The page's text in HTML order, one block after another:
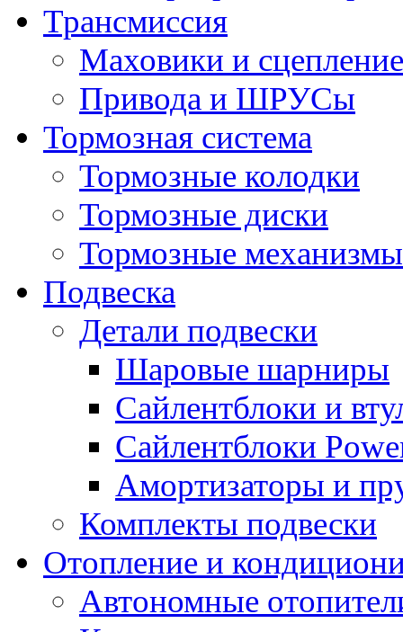
Трансмиссия
Маховики и сцепление
Привода и ШРУСы
Тормозная система
Тормозные колодки
Тормозные диски
Тормозные механизмы
Подвеска
Детали подвески
Шаровые шарниры
Сайлентблоки и
Сайлентблоки
Амортизаторы и
Комплекты подвески
Отопление и
Автономные